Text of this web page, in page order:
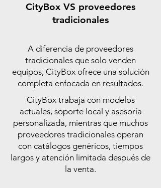
CityBox VS proveedores
tradicionales
A diferencia de proveedores
tradicionales que solo venden
equipos, CityBox ofrece una solución
completa enfocada en resultados.
CityBox trabaja con modelos
actuales, soporte local y asesoría
personalizada, mientras que muchos
proveedores tradicionales operan
con catálogos genéricos, tiempos
largos y atención limitada después de
la venta.